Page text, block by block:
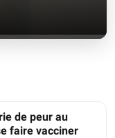
de peur au
faire vacciner